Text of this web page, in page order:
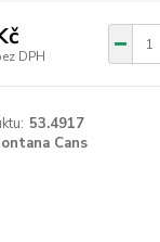
DPH
53.4917
Cans